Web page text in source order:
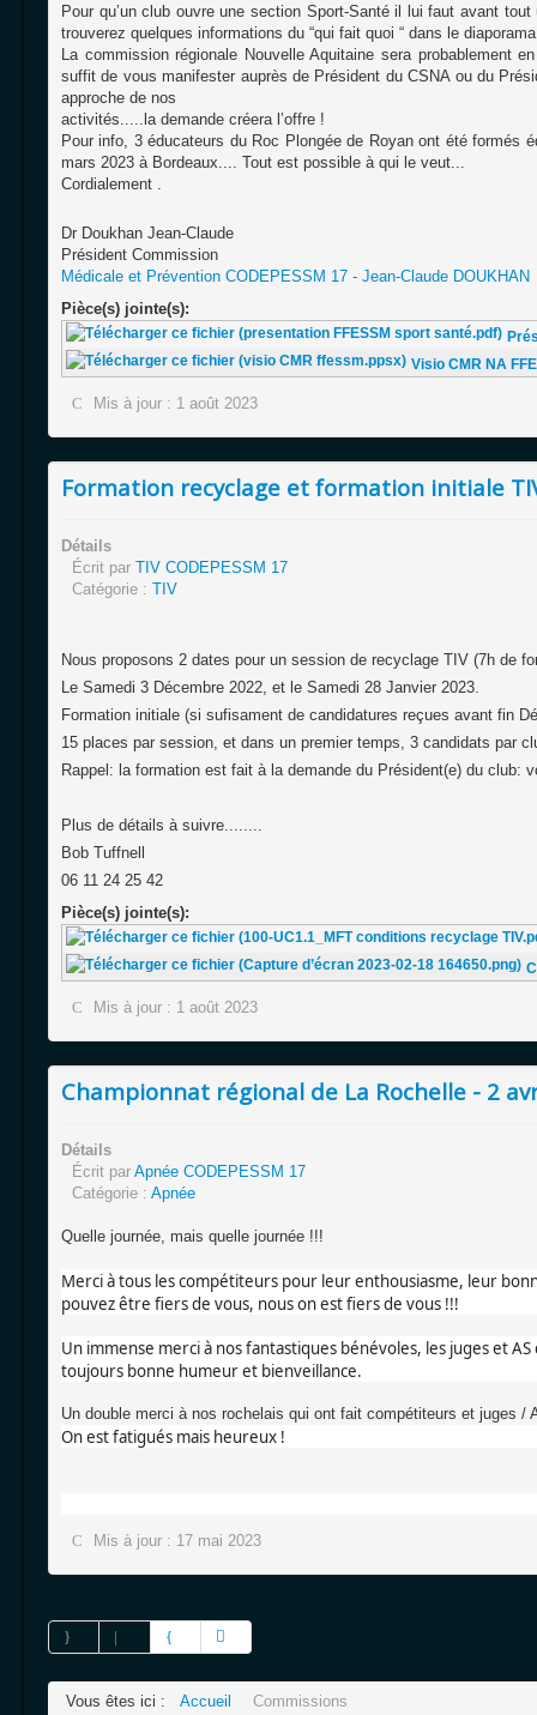
Pour qu’un club ouvre une section Sport-Santé il lui faut avant
trouverez quelques informations du “qui fait quoi “ dans le
La commission régionale Nouvelle Aquitaine sera probablement
suffit de vous manifester auprès de Président du CSNA ou du
approche de nos
activités.....la demande créera l’offre !
Pour info, 3 éducateurs du Roc Plongée de Royan ont été formés
mars 2023 à Bordeaux.... Tout est possible à qui le veut...
Cordialement .
Dr Doukhan Jean-Claude
Président Commission
Médicale et Prévention CODEPESSM 17 - Jean-Claude DOUKHAN
Pièce(s) jointe(s):
Visio CMR NA
Mis à jour : 1 août 2023
Formation recyclage et formation initiale
Détails
Écrit par TIV CODEPESSM 17
Catégorie : TIV
Nous proposons 2 dates pour un session de recyclage TIV (7h de
Le Samedi 3 Décembre 2022, et le Samedi 28 Janvier 2023.
Formation initiale (si sufisament de candidatures reçues avant fin
15 places par session, et dans un premier temps, 3 candidats par
Rappel: la formation est fait à la demande du Président(e) du club:
Plus de détails à suivre........
Bob Tuffnell
06 11 24 25 42
Pièce(s) jointe(s):
Mis à jour : 1 août 2023
Championnat régional de La Rochelle - 2
Détails
Écrit par Apnée CODEPESSM 17
Catégorie : Apnée
Quelle journée, mais quelle journée !!!
Merci à tous les compétiteurs pour leur enthousiasme, leur
pouvez être fiers de vous, nous on est fiers de vous !!!
Un immense merci à nos fantastiques bénévoles, les juges et
toujours bonne humeur et bienveillance.
Un double merci à nos rochelais qui ont fait compétiteurs et juges /
On est fatigués mais heureux !
Mis à jour : 17 mai 2023
Vous êtes ici : Accueil Commissions